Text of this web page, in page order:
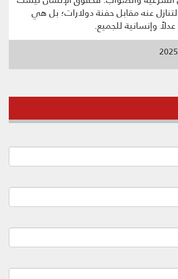
عنه مقابل حفنة دولارات؛ بل هي
وإنسانية للجميع.